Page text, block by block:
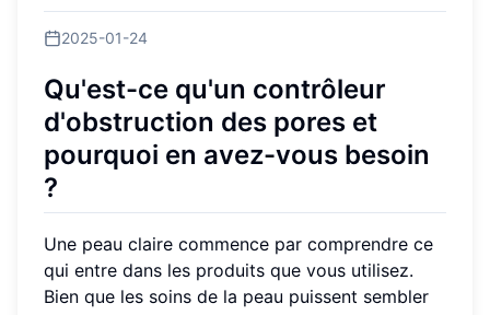
2025-01-24
Qu'est-ce qu'un contrôleur
d'obstruction des pores et
pourquoi en avez-vous besoin
?
Une peau claire commence par comprendre ce
qui entre dans les produits que vous utilisez.
Bien que les soins de la peau puissent sembler